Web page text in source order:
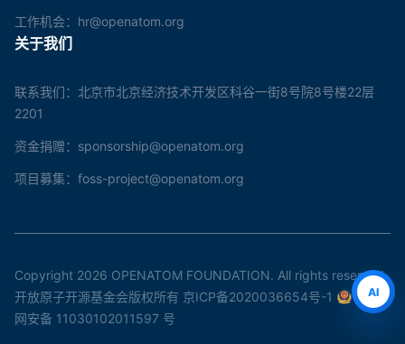
工作机会：hr@openatom.org
关于我们
联系我们：北京市北京经济技术开发区科谷一街8号院8号楼22层
2201
资金捐赠：sponsorship@openatom.org
项目募集：foss-project@openatom.org
Copyright 2026 OPENATOM FOUNDATION. All rights reserved.
开放原子开源基金会版权所有 京ICP备2020036654号-1
京公
网安备 11030102011597 号
AI